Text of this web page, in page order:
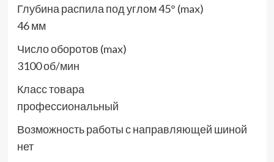
Глубина распила под углом 45° (max)
46 мм
Число оборотов (max)
3100 об/мин
Класс товара
профессиональный
Возможность работы с направляющей шиной
нет